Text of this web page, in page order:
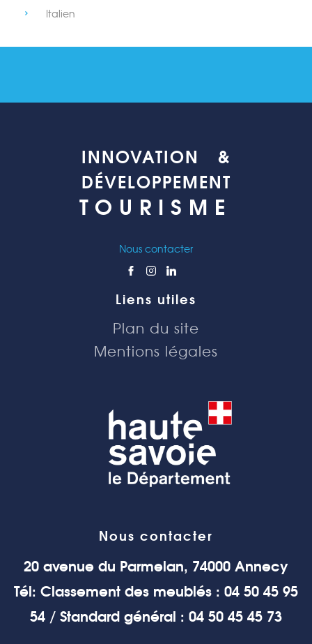
Italien
INNOVATION &
DÉVELOPPEMENT
TOURISME
Nous contacter
Liens utiles
Plan du site
Mentions légales
Nous contacter
20 avenue du Parmelan, 74000 Annecy
Tél: Classement des meublés : 04 50 45 95
54 / Standard général : 04 50 45 45 73